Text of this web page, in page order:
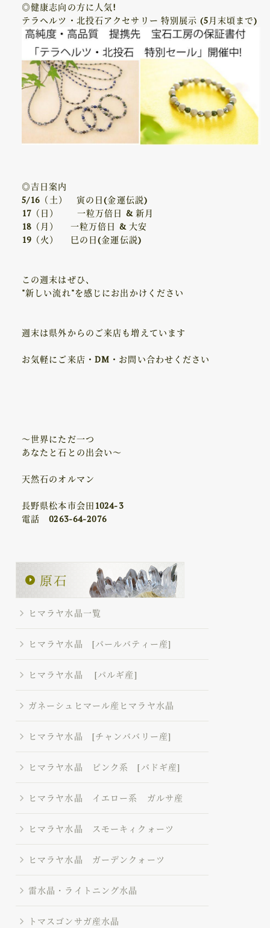
◎健康志向の方に人気!
テラヘルツ・北投石アクセサリー 特別展示 (5月末頃まで)
◎吉日案内
5/16（土） 寅の日(金運伝説)
17（日） 一粒万倍日 & 新月
18（月） 一粒万倍日 & 大安
19（火） 巳の日(金運伝説)
この週末はぜひ、
"新しい流れ"を感じにお出かけください
週末は県外からのご来店も増えています
お気軽にご来店・DM・お問い合わせください
～世界にただ一つ
あなたと石との出会い～
天然石のオルマン
長野県松本市会田1024-3
電話 0263-64-2076
ヒマラヤ水晶一覧
ヒマラヤ水晶 [パールバティー産]
ヒマラヤ水晶 [パルギ産]
ガネーシュヒマール産ヒマラヤ水晶
ヒマラヤ水晶 [チャンババリー産]
ヒマラヤ水晶 ピンク系 [バドギ産]
ヒマラヤ水晶 イエロー系 ガルサ産
ヒマラヤ水晶 スモーキィクォーツ
ヒマラヤ水晶 ガーデンクォーツ
雷水晶・ライトニング水晶
トマスゴンサガ産水晶